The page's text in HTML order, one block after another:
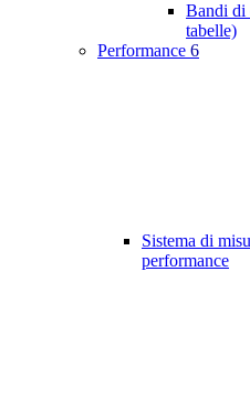
Bandi di
tabelle)
Performance 6
Sistema di
performance